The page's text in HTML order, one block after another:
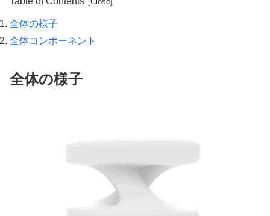
全体の様子
全体コンポーネント
全体の様子